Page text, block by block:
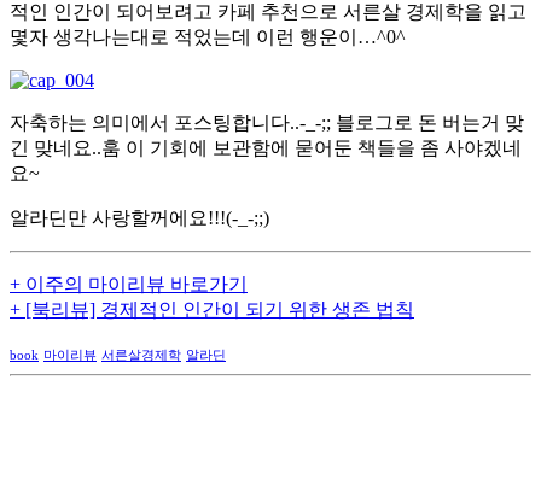
적인 인간이 되어보려고 카페 추천으로 서른살 경제학을 읽고
몇자 생각나는대로 적었는데 이런 행운이…^0^
자축하는 의미에서 포스팅합니다..-_-;; 블로그로 돈 버는거 맞
긴 맞네요..훔 이 기회에 보관함에 묻어둔 책들을 좀 사야겠네
요~
알라딘만 사랑할꺼에요!!!(-_-;;)
+ 이주의 마이리뷰 바로가기
+ [북리뷰] 경제적인 인간이 되기 위한 생존 법칙
book 마이리뷰 서른살경제학 알라딘